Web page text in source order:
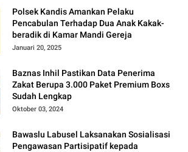
Polsek Kandis Amankan Pelaku
Pencabulan Terhadap Dua Anak Kakak-
beradik di Kamar Mandi Gereja
Januari 20, 2025
Baznas Inhil Pastikan Data Penerima
Zakat Berupa 3.000 Paket Premium Boxs
Sudah Lengkap
Oktober 03, 2024
Bawaslu Labusel Laksanakan Sosialisasi
Pengawasan Partisipatif kepada